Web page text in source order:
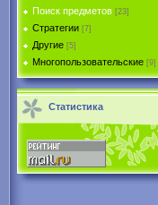
Поиск предметов [23]
Стратегии [7]
Другие [5]
Многопользовательские [9]
Статистика